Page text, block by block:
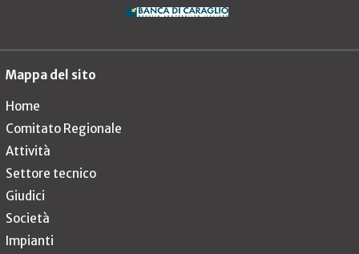
Mappa del sito
Home
Comitato Regionale
Attività
Settore tecnico
Giudici
Società
Impianti